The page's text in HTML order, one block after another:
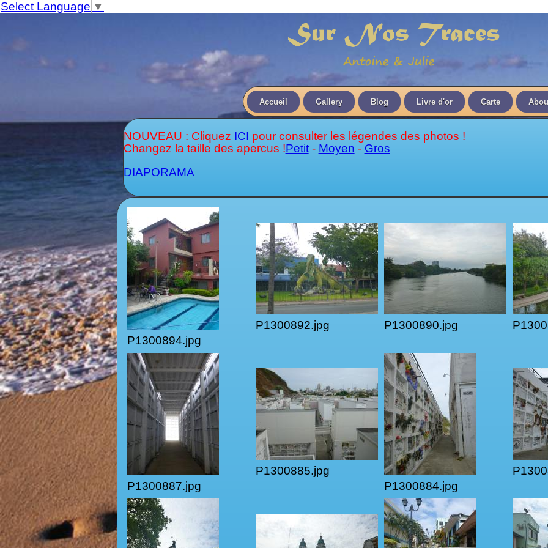
Select Language ▼
Accueil Gallery Blog Livre d'or Carte
NOUVEAU : Cliquez ICI pour consulter les légendes des photos !
Changez la taille des apercus !Petit- Moyen - Gros
DIAPORAMA
P1300894.jpg
P1300892.jpg P1300890.jpg
P1300887.jpg
P1300885.jpg
P1300884.jpg